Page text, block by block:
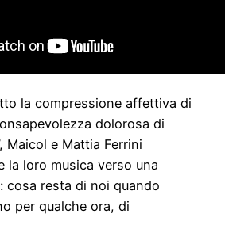
la compressione affettiva di
dolorosa di
Maicol e Mattia Ferrini
la loro musica verso una
cosa resta di noi quando
per qualche ora, di